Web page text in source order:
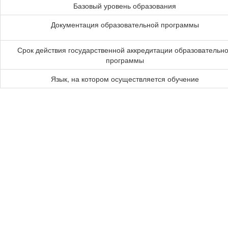
Базовый уровень образования
Документация образовательной программы
Срок действия государственной аккредитации
программы
Язык, на котором осуществляется обучение